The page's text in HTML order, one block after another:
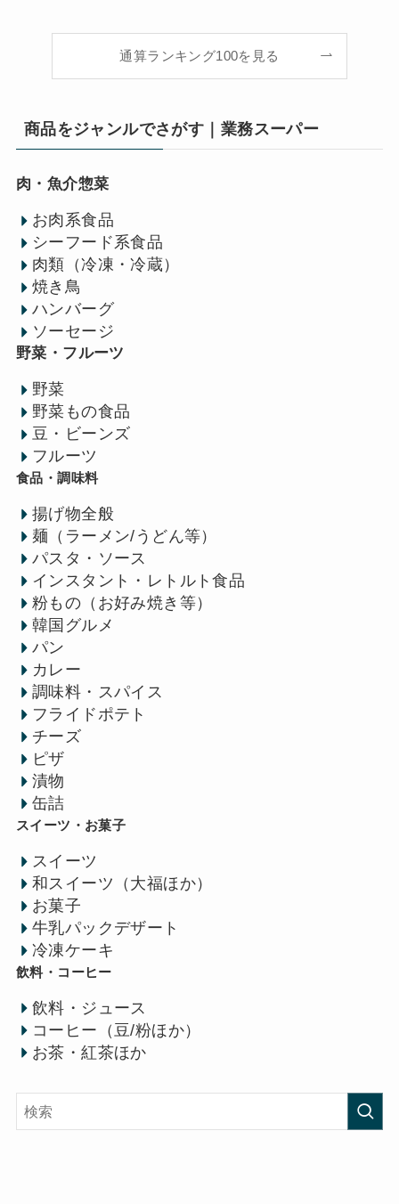
通算ランキング100を見る
商品をジャンルでさがす｜業務スーパー
肉・魚介惣菜
お肉系食品
シーフード系食品
肉類（冷凍・冷蔵）
焼き鳥
ハンバーグ
ソーセージ
野菜・フルーツ
野菜
野菜もの食品
豆・ビーンズ
フルーツ
食品・調味料
揚げ物全般
麺（ラーメン/うどん等）
パスタ・ソース
インスタント・レトルト食品
粉もの（お好み焼き等）
韓国グルメ
パン
カレー
調味料・スパイス
フライドポテト
チーズ
ピザ
漬物
缶詰
スイーツ・お菓子
スイーツ
和スイーツ（大福ほか）
お菓子
牛乳パックデザート
冷凍ケーキ
飲料・コーヒー
飲料・ジュース
コーヒー（豆/粉ほか）
お茶・紅茶ほか